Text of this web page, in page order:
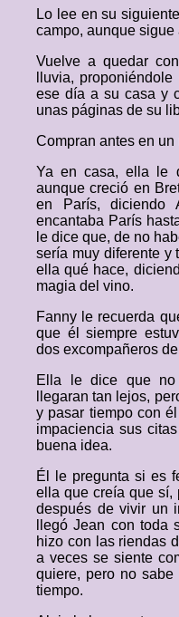
Lo lee en su
campo, aunque sigue
Vuelve a quedar
lluvia,
ese día a su casa y
unas páginas de su
Compran antes en
Ya en casa, ella le
aunque creció en
en París,
encantaba París
le dice que, de no
sería muy diferente y
ella qué hace,
magia del vino.
Fanny le recuerda
que él siempre
dos excompañeros
Ella le dice que
llegaran tan lejos,
y pasar tiempo con
impaciencia sus
buena idea.
Él le pregunta si es
ella que creía que sí,
después de vivir un
llegó Jean con
hizo con las riendas
a veces se siente
quiere, pero no
tiempo.